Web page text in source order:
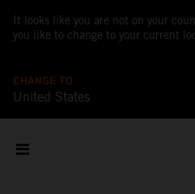
It looks like you are not on your
you like to change to your current
CHANGE TO
United States